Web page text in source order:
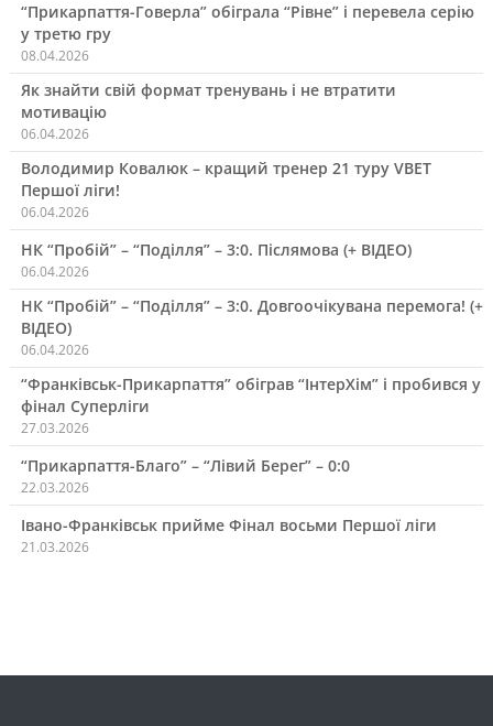
“Прикарпаття-Говерла” обіграла “Рівне” і перевела серію
у третю гру
08.04.2026
Як знайти свій формат тренувань і не втратити
мотивацію
06.04.2026
Володимир Ковалюк – кращий тренер 21 туру VBET
Першої ліги!
06.04.2026
НК “Пробій” – “Поділля” – 3:0. Післямова (+ ВІДЕО)
06.04.2026
НК “Пробій” – “Поділля” – 3:0. Довгоочікувана перемога! (+
ВІДЕО)
06.04.2026
“Франківськ-Прикарпаття” обіграв “ІнтерХім” і пробився у
фінал Суперліги
27.03.2026
“Прикарпаття-Благо” – “Лівий Берег” – 0:0
22.03.2026
Івано-Франківськ прийме Фінал восьми Першої ліги
21.03.2026